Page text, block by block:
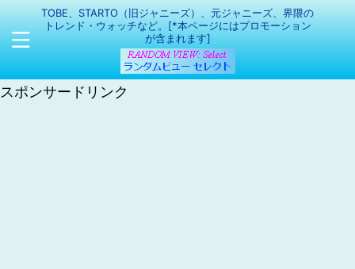
TOBE、STARTO（旧ジャニーズ）、元ジャニーズ、界隈の
トレンド・ウォッチなど。[*本ページにはプロモーション
が含まれます]
スポンサードリンク